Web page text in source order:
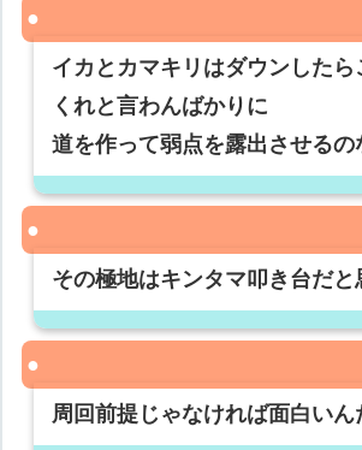
イカとカマキリはダウンしたら
くれと言わんばかりに
道を作って弱点を露出させるの
その極地はキンタマ叩き台だと
周回前提じゃなければ面白いん